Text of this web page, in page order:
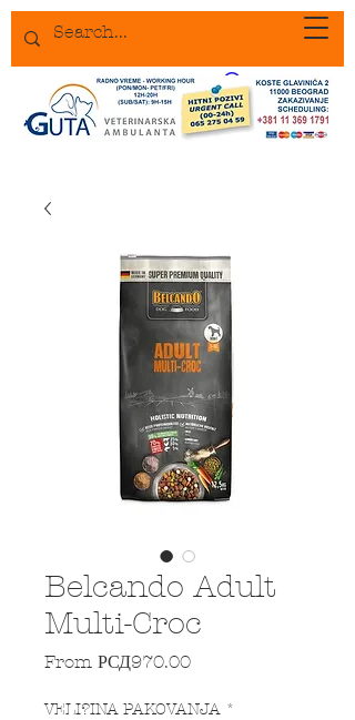
Belcando Adult
Multi-Croc
From РСД970.00Sale Price
VELI?INA PAKOVANJA *